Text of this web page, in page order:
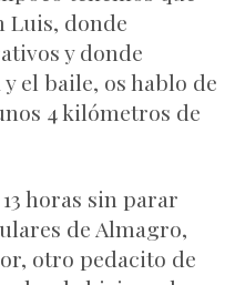
Luis, donde
y donde
el baile, os hablo de
4 kilómetros de
horas sin parar
de Almagro,
otro pedacito de